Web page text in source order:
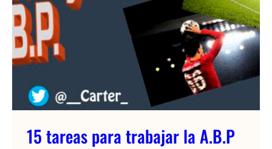
15 tareas para trabajar la A.B.P